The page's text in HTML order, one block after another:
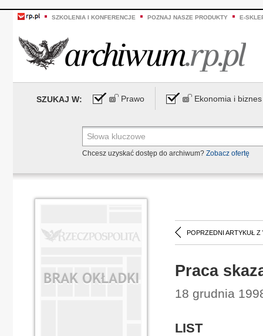
SZKOLENIA I KONFERENCJE POZNAJ NASZE PRODUKTY E-
SZUKAJ W: Prawo Ekonomia i biznes
Chcesz uzyskać dostęp do archiwum? Zobacz ofertę
POPRZEDNI ARTYKUŁ Z
Praca
18 grudnia
LIST